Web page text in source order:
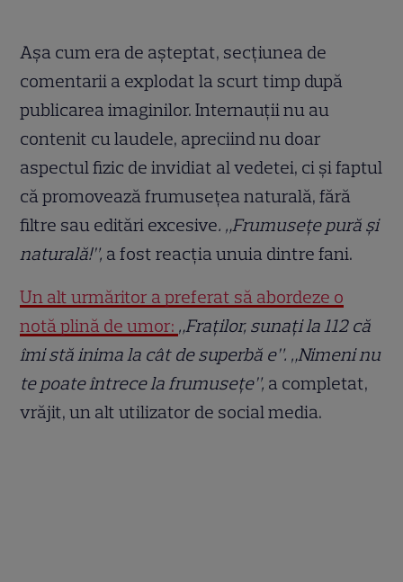
Așa cum era de așteptat, secțiunea de
comentarii a explodat la scurt timp după
publicarea imaginilor. Internauții nu au
contenit cu laudele, apreciind nu doar
aspectul fizic de invidiat al vedetei, ci și faptul
că promovează frumusețea naturală, fără
filtre sau editări excesive. „Frumusețe pură și
naturală!”, a fost reacția unuia dintre fani.
Un alt urmăritor a preferat să abordeze o
notă plină de umor: „Fraților, sunați la 112 că
îmi stă inima la cât de superbă e”. „Nimeni nu
te poate întrece la frumusețe”, a completat,
vrăjit, un alt utilizator de social media.